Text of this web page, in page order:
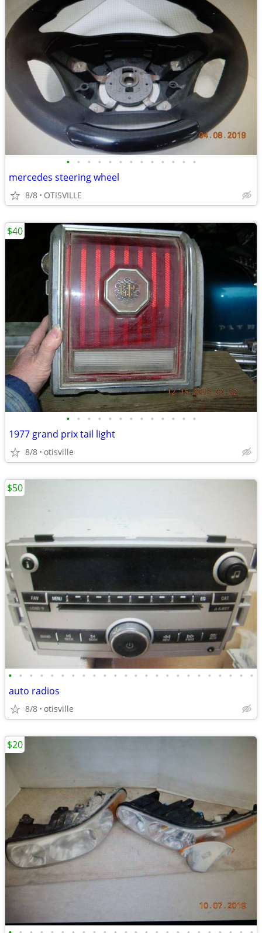
• • • • • • • • • • • • •
mercedes steering wheel
8/8 OTISVILLE
• • • • • • • • • • • • •
1977 grand prix tail light
8/8 otisville
$40
• • • • • • • • • • • • • • • • • • • • • • • •
auto radios
8/8 otisville
$50
$20